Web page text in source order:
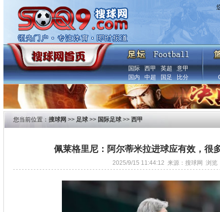
国际 西甲 英超
意甲
国内
中超 国足 比分
您当前位置： 搜球网 >> 足球>> 国际足球>> 西甲
佩莱格里尼：阿尔蒂米拉进球应有效，很
2025/9/15 11:44:12 来源：搜球网 浏览